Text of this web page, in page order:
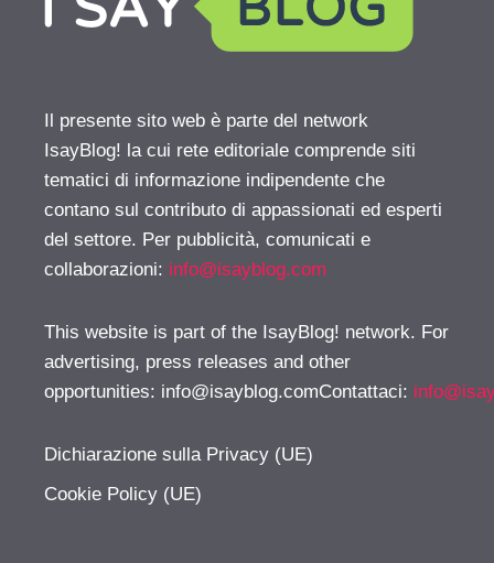
Il presente sito web è parte del network
IsayBlog! la cui rete editoriale comprende siti
tematici di informazione indipendente che
contano sul contributo di appassionati ed esperti
del settore. Per pubblicità, comunicati e
collaborazioni: info@isayblog.com
This website is part of the IsayBlog! network. For
advertising, press releases and other
opportunities: info@isayblog.comContattaci:
Dichiarazione sulla Privacy (UE)
Cookie Policy (UE)